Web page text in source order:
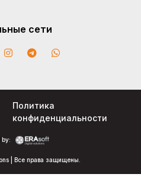
сети
| Все права защищены.
by:
Политика
конфиденциальности